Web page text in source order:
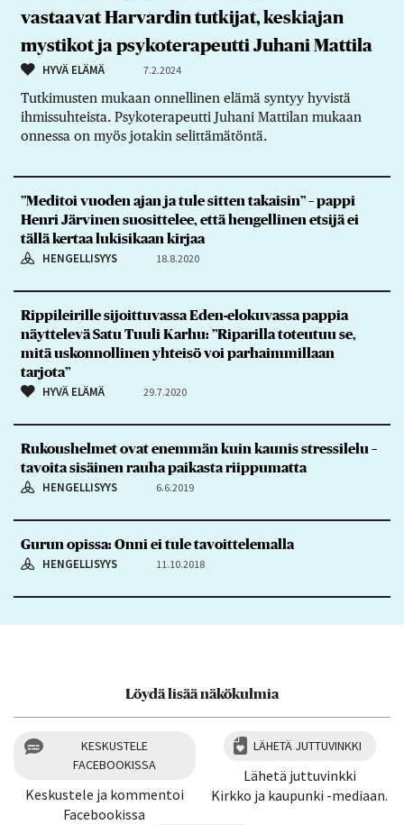
vastaavat Harvardin tutkijat, keskiajan
mystikot ja psykoterapeutti Juhani Mattila
HYVÄ ELÄMÄ 7.2.2024
Tutkimusten mukaan onnellinen elämä syntyy hyvistä
ihmissuhteista. Psykoterapeutti Juhani Mattilan mukaan
onnessa on myös jotakin selittämätöntä.
”Meditoi vuoden ajan ja tule sitten takaisin” – pappi
Henri Järvinen suosittelee, että hengellinen etsijä ei
tällä kertaa lukisikaan kirjaa
HENGELLISYYS 18.8.2020
Rippileirille sijoittuvassa Eden-elokuvassa pappia
näyttelevä Satu Tuuli Karhu: ”Riparilla toteutuu se,
mitä uskonnollinen yhteisö voi parhaimmillaan
tarjota”
HYVÄ ELÄMÄ 29.7.2020
Rukoushelmet ovat enemmän kuin kaunis stressilelu –
tavoita sisäinen rauha paikasta riippumatta
HENGELLISYYS 6.6.2019
Gurun opissa: Onni ei tule tavoittelemalla
HENGELLISYYS 11.10.2018
Löydä lisää näkökulmia
KESKUSTELE
FACEBOOKISSA
Keskustele ja kommentoi
Facebookissa
LÄHETÄ JUTTUVINKKI
Lähetä juttuvinkki
Kirkko ja kaupunki -mediaan.